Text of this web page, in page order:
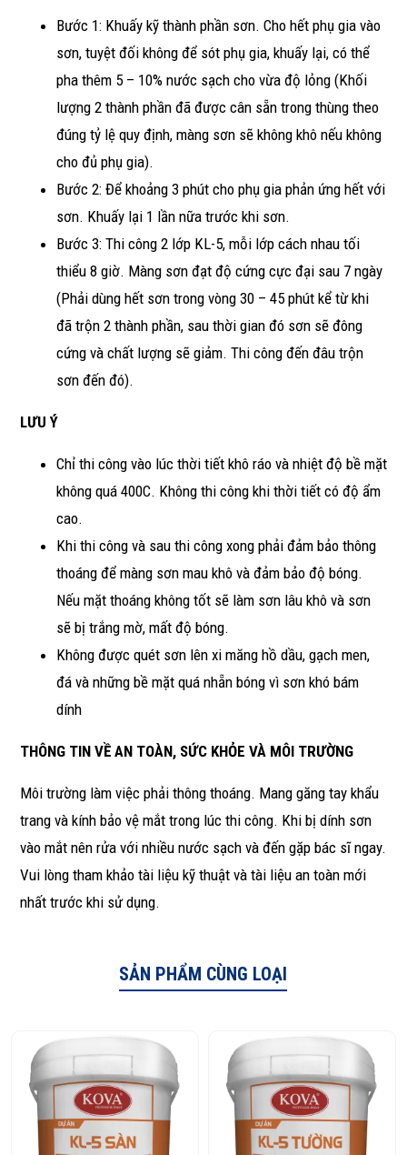
Bước 1: Khuấy kỹ thành phần sơn. Cho hết phụ gia vào
sơn, tuyệt đối không để sót phụ gia, khuấy lại, có thể
pha thêm 5 – 10% nước sạch cho vừa độ lỏng (Khối
lượng 2 thành phần đã được cân sẵn trong thùng theo
đúng tỷ lệ quy định, màng sơn sẽ không khô nếu không
cho đủ phụ gia).
Bước 2: Để khoảng 3 phút cho phụ gia phản ứng hết với
sơn. Khuấy lại 1 lần nữa trước khi sơn.
Bước 3: Thi công 2 lớp KL-5, mỗi lớp cách nhau tối
thiểu 8 giờ. Màng sơn đạt độ cứng cực đại sau 7 ngày
(Phải dùng hết sơn trong vòng 30 – 45 phút kể từ khi
đã trộn 2 thành phần, sau thời gian đó sơn sẽ đông
cứng và chất lượng sẽ giảm. Thi công đến đâu trộn
sơn đến đó).
LƯU Ý
Chỉ thi công vào lúc thời tiết khô ráo và nhiệt độ bề mặt
không quá 400C. Không thi công khi thời tiết có độ ẩm
cao.
Khi thi công và sau thi công xong phải đảm bảo thông
thoáng để màng sơn mau khô và đảm bảo độ bóng.
Nếu mặt thoáng không tốt sẽ làm sơn lâu khô và sơn
sẽ bị trắng mờ, mất độ bóng.
Không được quét sơn lên xi măng hồ dầu, gạch men,
đá và những bề mặt quá nhẵn bóng vì sơn khó bám
dính
THÔNG TIN VỀ AN TOÀN, SỨC KHỎE VÀ MÔI TRƯỜNG
Môi trường làm việc phải thông thoáng. Mang găng tay khẩu
trang và kính bảo vệ mắt trong lúc thi công. Khi bị dính sơn
vào mắt nên rửa với nhiều nước sạch và đến gặp bác sĩ ngay.
Vui lòng tham khảo tài liệu kỹ thuật và tài liệu an toàn mới
nhất trước khi sử dụng.
SẢN PHẨM CÙNG LOẠI